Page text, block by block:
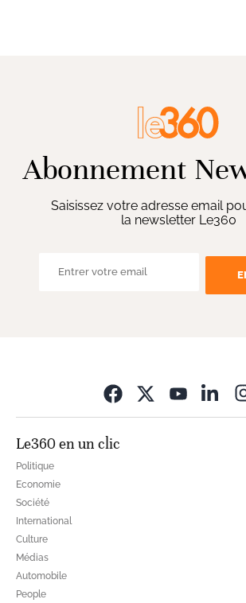
Abonnement
Saisissez votre adresse email
la newsletter Le360
Le360 en un clic
Politique
Economie
Société
International
Culture
Médias
Automobile
People